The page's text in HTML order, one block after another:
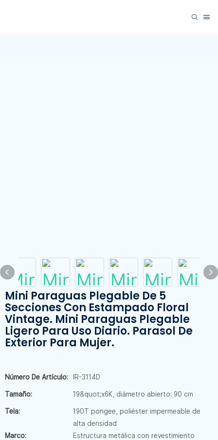
Mini Paraguas Plegable De 5
Secciones Con Estampado Floral
Vintage. Mini Paraguas Plegable
Ligero Para Uso Diario. Parasol De
Exterior Para Mujer.
Número De Artículo: IR-3114D
Tamaño: 19&quot;x6K, diámetro abierto: 90 cm
Tela:
190T pongee, poliéster impermeable de
alta densidad
Marco:
Estructura metálica con revestimiento